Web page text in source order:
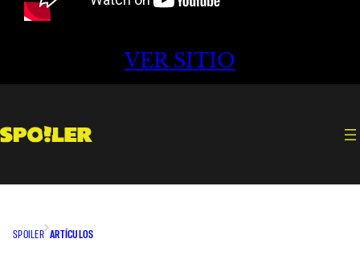
VER SITIO
SPOILER ARTÍCULOS